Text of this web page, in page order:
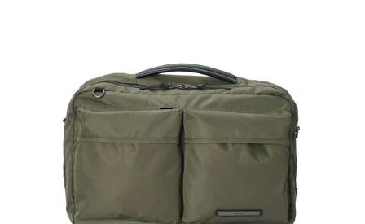
I18n Error: Missing interpolation value
I18n Error: Missing interpolation value
I18n Error: Missing interpolation value
I18n Error: Missing interpolation
I18n Error: Missing interpolation
I18n Error: Missing interpolation
I18n Error: Missing interpolation
I18n Error: Missing interpolation